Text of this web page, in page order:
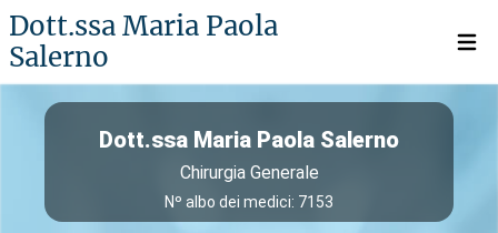
Dott.ssa Maria Paola
Salerno
Open
Dott.ssa Maria Paola Salerno
Chirurgia Generale
Nº albo dei medici: 7153